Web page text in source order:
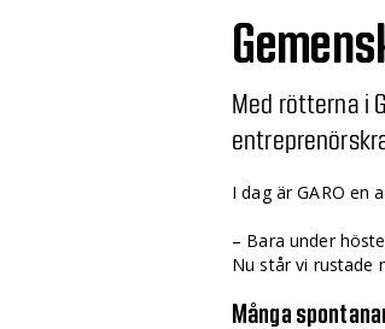
Med rötterna i
I dag är GARO en
– Bara under
Nu står vi rustade
Många